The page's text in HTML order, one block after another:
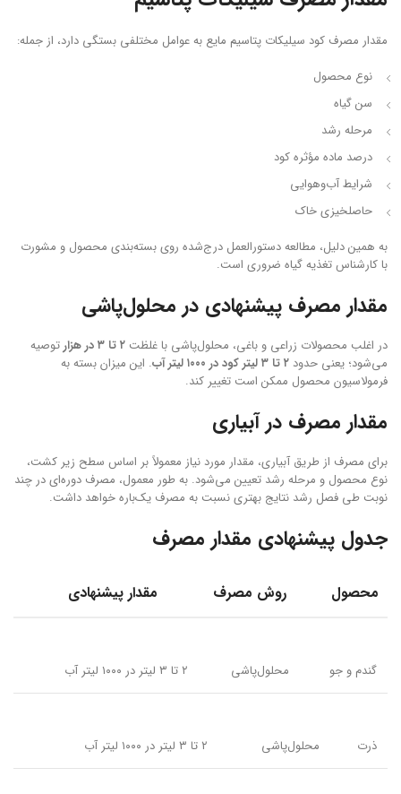
مقدار مصرف کود سیلیکات پتاسیم مایع به عوامل مختلفی بستگی دارد، از جمله:
نوع محصول
سن گیاه
مرحله رشد
درصد ماده مؤثره کود
شرایط آب‌وهوایی
حاصلخیزی خاک
به همین دلیل، مطالعه دستورالعمل درج‌شده روی بسته‌بندی محصول و مشورت
با کارشناس تغذیه گیاه ضروری است.
مقدار مصرف پیشنهادی در محلول‌پاشی
در اغلب محصولات زراعی و باغی، محلول‌پاشی با غلظت ۲ تا ۳ در هزار
توصیه
می‌شود؛ یعنی حدود ۲ تا ۳ لیتر کود در ۱۰۰۰ لیتر آب
. این میزان بسته به
فرمولاسیون محصول ممکن است تغییر کند.
مقدار مصرف در آبیاری
برای مصرف از طریق آبیاری، مقدار مورد نیاز معمولاً بر اساس سطح زیر کشت،
نوع محصول و مرحله رشد تعیین می‌شود. به طور معمول، مصرف دوره‌ای در چند
نوبت طی فصل رشد نتایج بهتری نسبت به مصرف یک‌باره خواهد داشت.
جدول پیشنهادی مقدار مصرف
محصول روش مصرف مقدار پیشنهادی
گندم و جو محلول‌پاشی ۲ تا ۳ لیتر در ۱۰۰۰ لیتر آب
ذرت محلول‌پاشی ۲ تا ۳ لیتر در ۱۰۰۰ لیتر آب